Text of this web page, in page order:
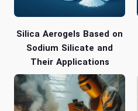
Silica Aerogels Based on
Sodium Silicate and
Their Applications